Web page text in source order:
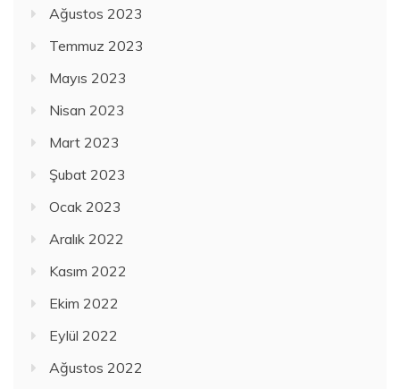
Ağustos 2023
Temmuz 2023
Mayıs 2023
Nisan 2023
Mart 2023
Şubat 2023
Ocak 2023
Aralık 2022
Kasım 2022
Ekim 2022
Eylül 2022
Ağustos 2022